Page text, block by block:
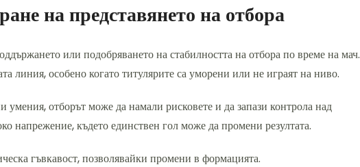
на представянето на отбора
или подобряването на стабилността на отбора по време на мач.
линия, особено когато титулярите са уморени или не играят на ниво.
отборът може да намали рисковете и да запази контрола над
напрежение, където единствен гол може да промени резултата.
гъвкавост, позволявайки промени в формацията.